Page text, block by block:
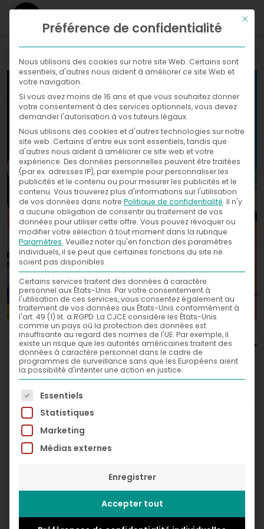
WHAT
WHERE
Galleries
Exhibitions
NOW
News
Press
WITH
WHO
CONTACT
Sous Le Soleil Exactement,
2018
Acrylic and spray paint on canvas
Ce
Préférence de confidentialité
Nous utilisons des cookies sur notre site Web. Certains sont
essentiels, d'autres nous aident à améliorer ce site Web et
votre navigation.
Si vous avez moins de 16 ans et que vous souhaitez donner
votre consentement à des services optionnels, vous devez
demander l'autorisation à vos tuteurs légaux.
Nous utilisons des cookies et d'autres technologies sur notre
site web. Certains d'entre eux sont essentiels, tandis que
d'autres nous aident à améliorer ce site web et votre
expérience. Des données personnelles peuvent être traitées
(par ex. adresses IP), par exemple pour personnaliser les
publicités et le contenu ou pour mesurer les publicités et le
contenu. Vous trouverez plus d'informations sur l'utilisation
de vos données dans notre Politique de confidentialité. Il n'y
a aucune obligation de consentir au traitement de vos
données pour utiliser cette offre. Vous pouvez révoquer ou
modifier votre sélection à tout moment dans la rubrique
Paramètres. Veuillez noter qu'en fonction des paramètres
individuels, il se peut que certaines fonctions du site ne
soient pas disponibles.
Certains services traitent des données à caractère
personnel aux États-Unis. Par votre consentement à
l'utilisation de ces services, vous consentez également au
traitement de vos données aux États-Unis conformément à
l'art. 49 (1) lit. a RGPD. La CJCE considère les États-Unis
comme un pays où la protection des données est
insuffisante au regard des normes de l'UE. Par exemple, il
existe un risque que les autorités américaines traitent des
données à caractère personnel dans le cadre de
programmes de surveillance sans que les Européens aient
la possibilité d'intenter une action en justice.
La liste suivante énumère les groupes de services
Essentiels
Statistiques
Marketing
Médias externes
Enregistrer
Accepter tout